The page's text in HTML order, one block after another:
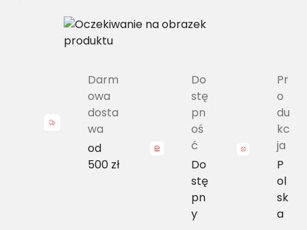
Darm
owa
dosta
wa
od
500 zł
Do
stę
pn
oś
ć
Do
stę
pn
y
Pr
o
du
kc
ja
P
ol
sk
a